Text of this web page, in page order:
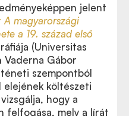
jelent
A magyarországi
a 19. század első
(Universitas
Vaderna Gábor
szempontból
elejének költészeti
hogy a
felfogása, mely a lírát